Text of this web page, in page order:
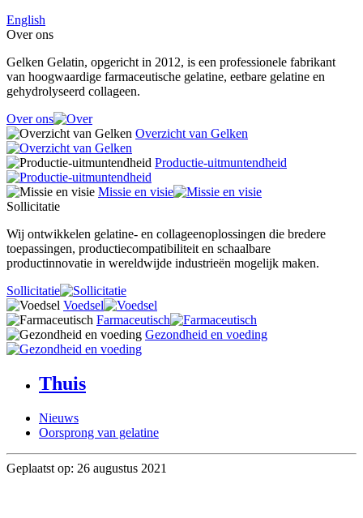
English
Over ons
Gelken Gelatin, opgericht in 2012, is een professionele fabrikant
van hoogwaardige farmaceutische gelatine, eetbare gelatine en
gehydrolyseerd collageen.
Over ons
Overzicht van Gelken
Productie-uitmuntendheid
Missie en visie
Sollicitatie
Wij ontwikkelen gelatine- en collageenoplossingen die bredere
toepassingen, productiecompatibiliteit en schaalbare
productinnovatie in wereldwijde industrieën mogelijk maken.
Sollicitatie
Voedsel
Farmaceutisch
Gezondheid en voeding
Thuis
Nieuws
Oorsprong van gelatine
Geplaatst op: 26 augustus 2021